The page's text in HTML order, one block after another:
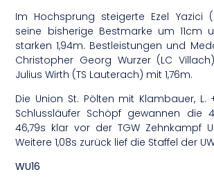
Im Hochsprung steigerte Ezel Yazici
seine bisherige Bestmarke um 11cm
starken 1,94m. Bestleistungen und
Christopher Georg Wurzer (LC
Julius Wirth (TS Lauterach) mit 1,76m.
Die Union St. Pölten mit Klambauer, L.
Schlussläufer Schöpf gewannen die
46,79s klar vor der TGW Zehnkampf
Weitere 1,08s zurück lief die Staffel der
WU16